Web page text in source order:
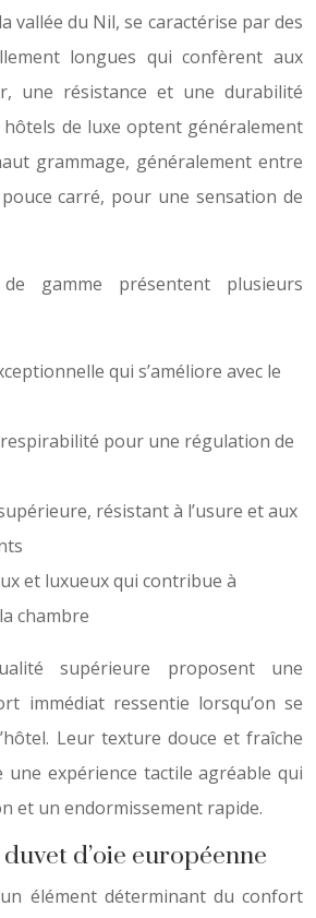
vallée du Nil, se caractérise par des
longues qui confèrent aux
une résistance et une durabilité
hôtels de luxe optent généralement
grammage, généralement entre
carré, pour une sensation de
gamme présentent plusieurs
qui s’améliore avec le
pour une régulation de
résistant à l’usure et aux
et luxueux qui contribue à
chambre
supérieure proposent une
immédiat ressentie lorsqu’on se
Leur texture douce et fraîche
une expérience tactile agréable qui
et un endormissement rapide.
d’oie européenne
élément déterminant du confort